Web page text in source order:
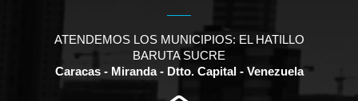
ATENDEMOS LOS MUNICIPIOS: EL HATILLO
BARUTA SUCRE
Caracas - Miranda - Dtto. Capital - Venezuela